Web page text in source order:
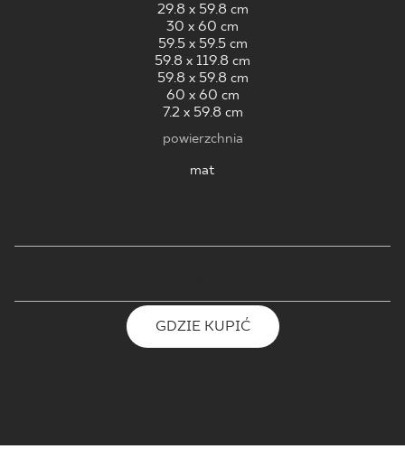
SK DE
29.8 x 59.8 cm
30 x 60 cm
59.5 x 59.5 cm
59.8 x 119.8 cm
59.8 x 59.8 cm
60 x 60 cm
7.2 x 59.8 cm
powierzchnia
mat
GDZIE KUPIĆ